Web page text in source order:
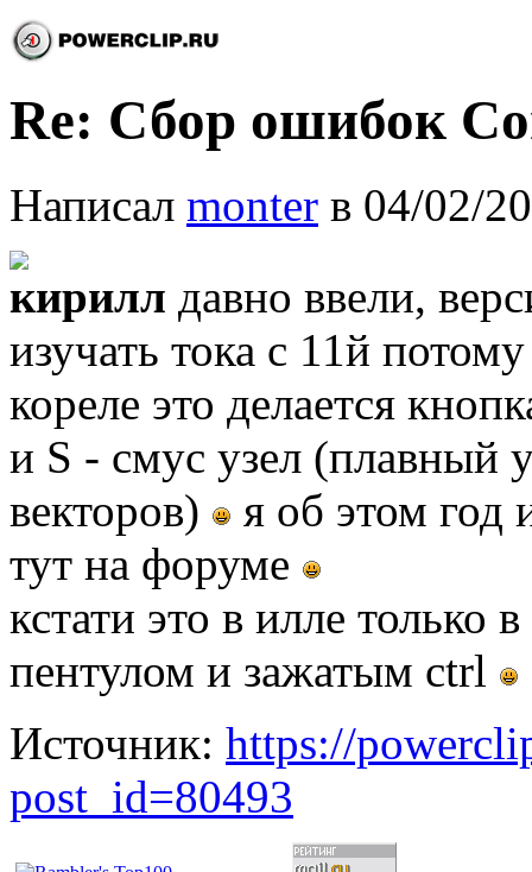
Re: Сбор ошибок
Написал monter в 04/02/
кирилл давно ввели,
изучать тока с 11й
кореле это делается
и S - смус узел (плавный
векторов)
я об этом год
тут на форуме
кстати это в илле только
пентулом и зажатым ctrl
Источник: https://
post_id=80493